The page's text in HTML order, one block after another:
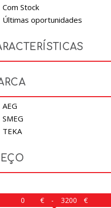
Com Stock
Últimas oportunidades
AEG
SMEG
TEKA
-